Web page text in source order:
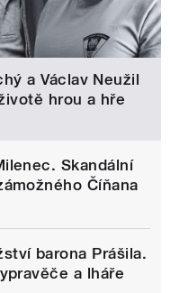
a Václav Neužil
hrou a hře
Skandální
Číňana
barona Prášila.
a lháře